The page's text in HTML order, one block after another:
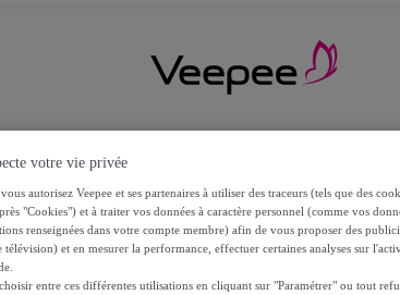
votre vie privée
autorisez Veepee et ses partenaires à utiliser des traceurs (tels que des
"Cookies") et à traiter vos données à caractère personnel (comme vos
renseignées dans votre compte membre) afin de vous proposer des
télévision) et en mesurer la performance, effectuer certaines analyses sur
entre ces différentes utilisations en cliquant sur "Paramétrer" ou tout